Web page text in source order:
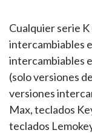
Cualquier serie
intercambiables
intercambiables
(solo versiones
versiones
Max, teclados
teclados